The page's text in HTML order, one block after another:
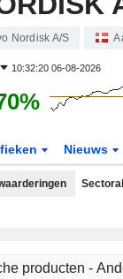
Nordisk A/S
10:32:20 06-08-2026
Nieuws